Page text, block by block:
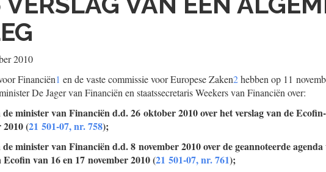
2010
Financiën1 en de vaste commissie voor Europese Zaken2hebben op 11
De Jager van Financiën en staatssecretaris Weekers van Financiën over:
minister van Financiën d.d. 26 oktober 2010 over het verslag van de
(21 501-07, nr. 758);
minister van Financiën d.d. 8 november 2010 over de geannoteerde agenda
van 16 en 17 november 2010 (21 501-07, nr. 761);